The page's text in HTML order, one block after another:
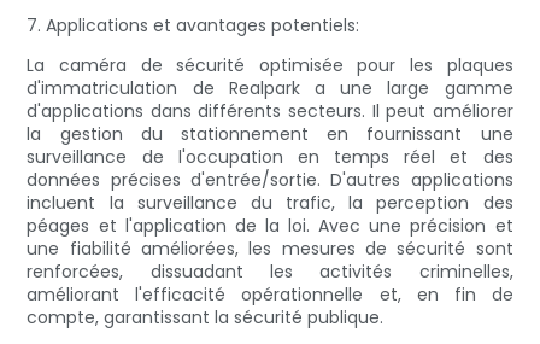
7. Applications et avantages potentiels:
La caméra de sécurité optimisée pour les plaques
d'immatriculation de Realpark a une large gamme
d'applications dans différents secteurs. Il peut améliorer
la gestion du stationnement en fournissant une
surveillance de l'occupation en temps réel et des
données précises d'entrée/sortie. D'autres applications
incluent la surveillance du trafic, la perception des
péages et l'application de la loi. Avec une précision et
une fiabilité améliorées, les mesures de sécurité sont
renforcées, dissuadant les activités criminelles,
améliorant l'efficacité opérationnelle et, en fin de
compte, garantissant la sécurité publique.